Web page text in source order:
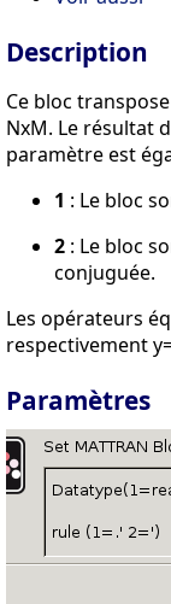
Description
Ce bloc
NxM. Le résultat
paramètre est
1 : Le bloc
2 : Le bloc
conjuguée.
Les opérateurs
respectivement
Paramètres